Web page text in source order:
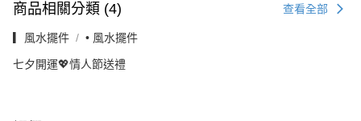
商品相關分類 (4) 查看全部
▎風水擺件 • 風水擺件
七夕開運💖情人節送禮